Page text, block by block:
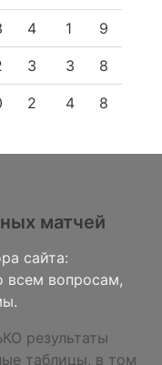
4 1 9
3 3 8
2 4 8
матчей
сайта:
всем вопросам,
результаты
таблицы, в том